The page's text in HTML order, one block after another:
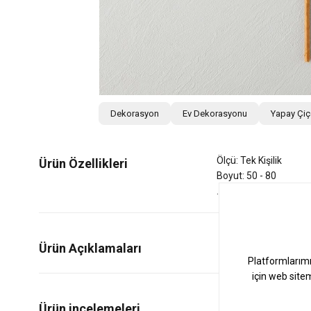
Dekorasyon Ev Dekorasyonu Yapay
Ürün Özellikleri
Ölçü: Tek Kişilik
Boyut: 50 - 80
Ürün Açıklamaları